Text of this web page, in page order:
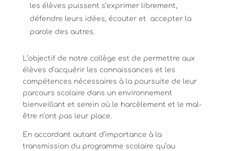
les élèves puissent s’exprimer librement,
défendre leurs idées, écouter et accepter la
parole des autres.
L’objectif de notre collège est de permettre aux
élèves d’acquérir les connaissances et les
compétences nécessaires à la poursuite de leur
parcours scolaire dans un environnement
bienveillant et serein où le harcèlement et le mal-
être n’ont pas leur place.
En accordant autant d’importance à la
transmission du programme scolaire qu’au